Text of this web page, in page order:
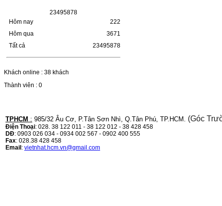
HỘP MỰC HP 110A (W1110A) CHO DÒNG
Hộp mực HP 110A (W1110A)- Loại mực:
Mực in laser trắng đenSỬ DỤNG CHO MÁY
IN:- HP…
Giá : 249.000VND
Chọn mua
HỘP MỰC CANON CRG-070
HỘP MỰC CANON CRG-070 CHO DÒNG
MÁY LBP 243/MF 461DW MÃ HỘP MỰC:–
Hộp mực Canon CRG-070– Loại mực: Mực
in laser trắng đenSỬ DỤNG CHO MÁY IN:–
23495878
Hôm nay
Hôm qua
Tất cả
222
3671
23495878
Khách online : 38 khách
Thành viên : 0
TPHCM : 985/32 Âu Cơ, P.Tân Sơn Nhì, Q.Tân Phú, TP.HCM. (Góc
Điện Thoại: 028. 38 122 011 - 38 122 012 - 38 428 458
DĐ: 0903 026 034 - 0934 002 567 - 0902 400 555
Fax: 028.38 428 458
Email: vietnhat.hcm.vn@gmail.com